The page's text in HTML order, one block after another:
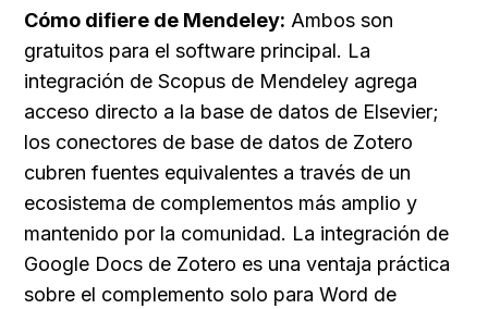
Cómo difiere de Mendeley: Ambos son
gratuitos para el software principal. La
integración de Scopus de Mendeley agrega
acceso directo a la base de datos de Elsevier;
los conectores de base de datos de Zotero
cubren fuentes equivalentes a través de un
ecosistema de complementos más amplio y
mantenido por la comunidad. La integración de
Google Docs de Zotero es una ventaja práctica
sobre el complemento solo para Word de